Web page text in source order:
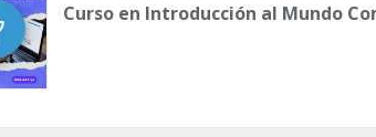
Curso en Introducción al Mundo